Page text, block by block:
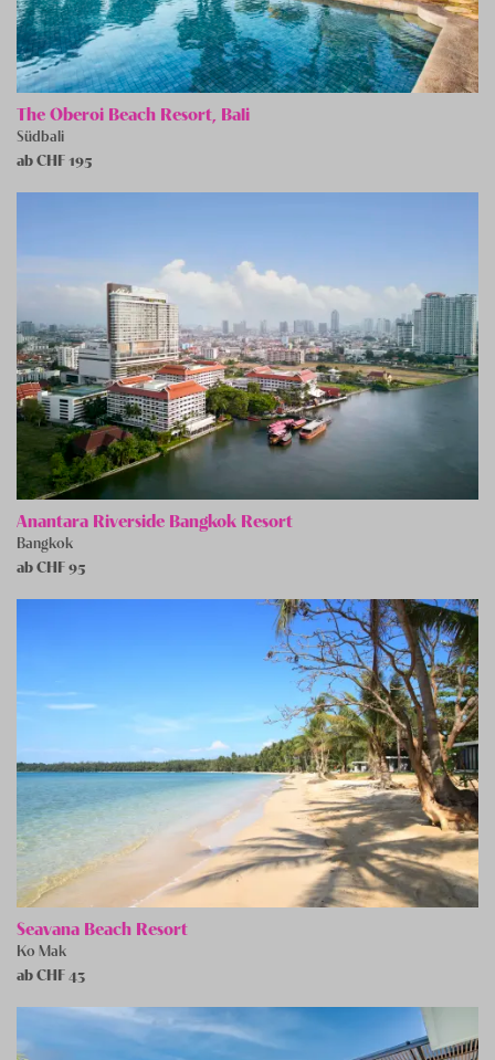
The Oberoi Beach Resort, Bali
Südbali
ab CHF 195
Anantara Riverside Bangkok Resort
Bangkok
ab CHF95
Seavana Beach Resort
Ko Mak
ab CHF43